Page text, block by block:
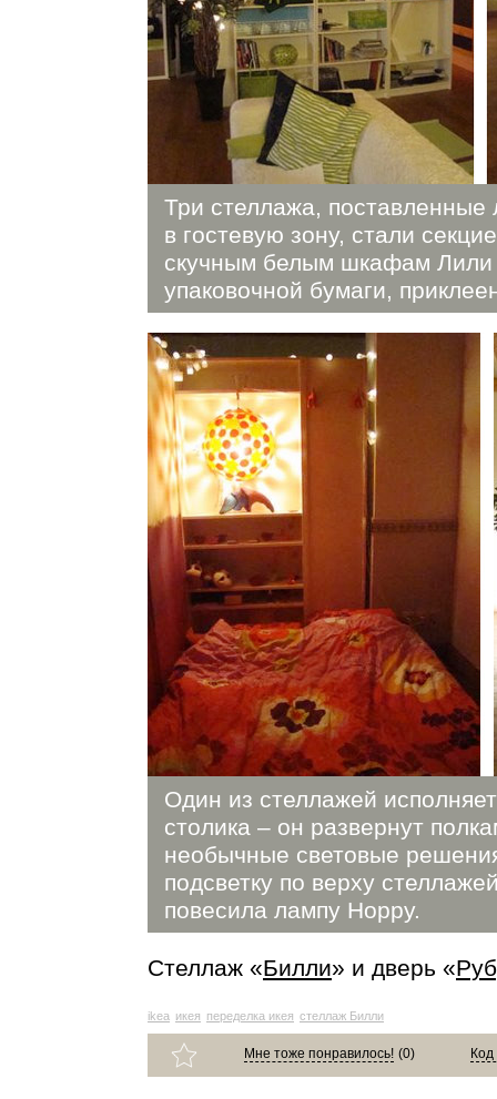
Три стеллажа,
в гостевую зону, стали
скучным белым шкафам
упаковочной бумаги,
Один из стеллажей
столика – он развернут
необычные световые
подсветку по верху
повесила лампу Hoppy.
Стеллаж «Билли» и дверь «
ikea икея переделка икея стеллаж Билли
Мне тоже понравилось! (0) Код